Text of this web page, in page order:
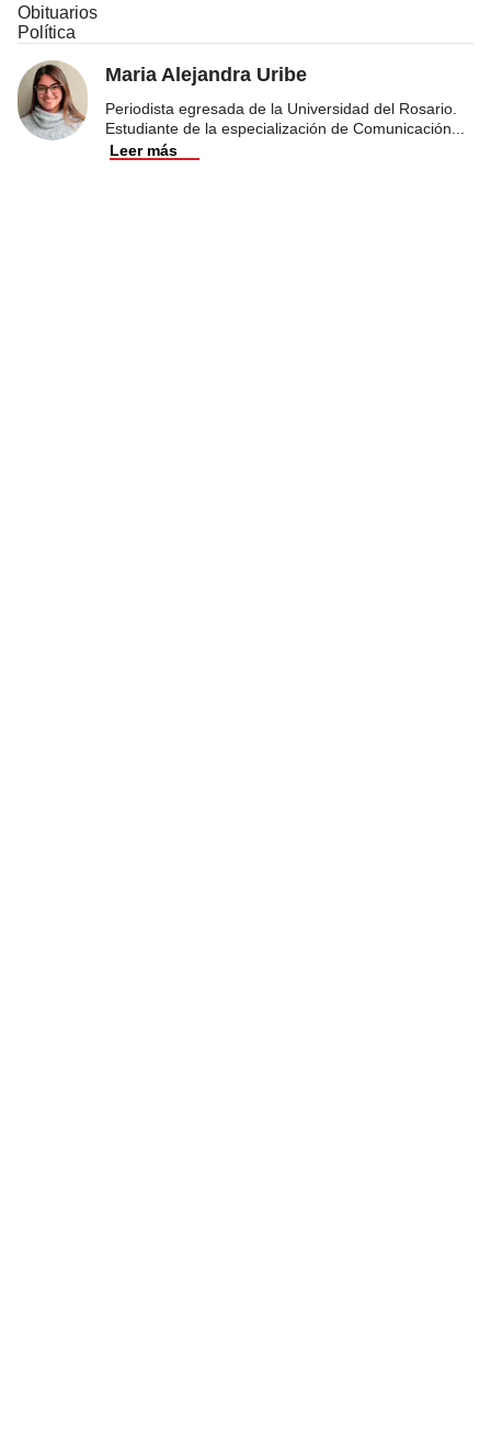
Obituarios
Política
Maria Alejandra Uribe
Periodista egresada de la Universidad del Rosario.
Estudiante de la especialización de Comunicación
Leer más